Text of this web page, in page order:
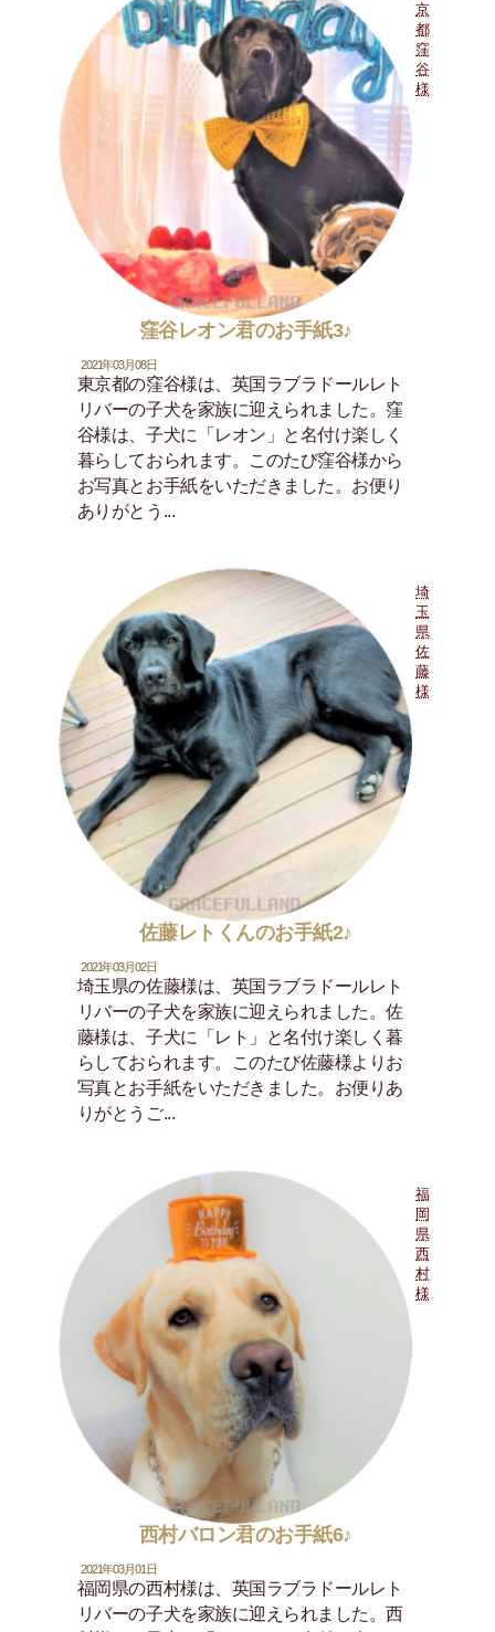
京
都
窪
谷
様
窪谷レオン君のお手紙3♪
2021年03月08日
東京都の窪谷様は、英国ラブラドールレト
リバーの子犬を家族に迎えられました。窪
谷様は、子犬に「レオン」と名付け楽しく
暮らしておられます。このたび窪谷様から
お写真とお手紙をいただきました。お便り
ありがとう...
埼
玉
県
佐
藤
様
佐藤レトくんのお手紙2♪
2021年03月02日
埼玉県の佐藤様は、英国ラブラドールレト
リバーの子犬を家族に迎えられました。佐
藤様は、子犬に「レト」と名付け楽しく暮
らしておられます。このたび佐藤様よりお
写真とお手紙をいただきました。お便りあ
りがとうご...
福
岡
県
西
村
様
西村バロン君のお手紙6♪
2021年03月01日
福岡県の西村様は、英国ラブラドールレト
リバーの子犬を家族に迎えられました。西